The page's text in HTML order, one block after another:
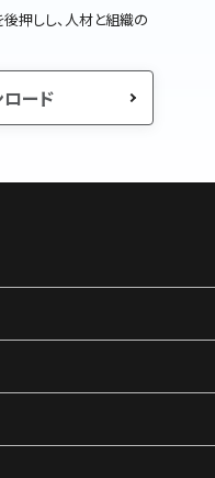
押しし、人材と組織の
ード